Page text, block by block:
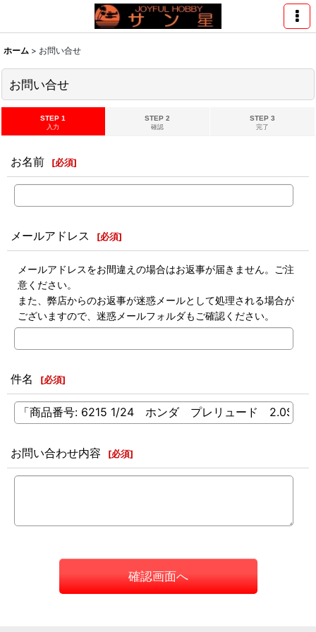
ホーム > お問い合せ
お問い合せ
STEP 1
入力
STEP 2
確認
STEP 3
完了
お名前 [必須]
メールアドレス [必須]
メールアドレスをお間違えの場合はお返事が届きません。ご注
意ください。
また、弊店からのお返事が迷惑メールとして処理される場合が
ございますので、迷惑メールフォルダもご確認ください。
件名 [必須]
お問い合わせ内容 [必須]
確認画面へ